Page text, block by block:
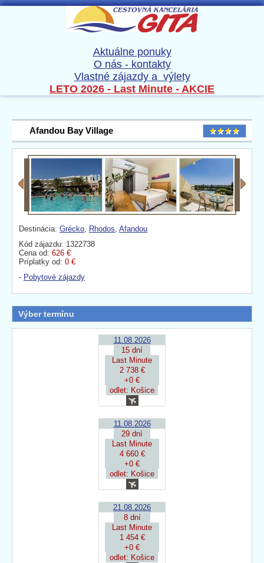
Aktuálne ponuky
O nás - kontakty
Vlastné zájazdy a výlety
LETO 2026 - Last Minute - AKCIE
Afandou Bay Village
Destinácia: Grécko, Rhodos, Afandou
Kód zájazdu: 1322738
Cena od: 626 €
Príplatky od: 0 €
- Pobytové zájazdy
Výber termínu
11.08.2026
15 dní
Last Minute
2 738 €
+0 €
odlet: Košice
11.08.2026
29 dní
Last Minute
4 660 €
+0 €
odlet: Košice
21.08.2026
8 dní
Last Minute
1 454 €
+0 €
odlet: Košice